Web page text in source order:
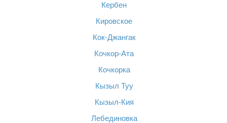
Кербен
Кировское
Кок-Джангак
Кочкор-Ата
Кочкорка
Кызыл Туу
Кызыл-Кия
Лебединовка